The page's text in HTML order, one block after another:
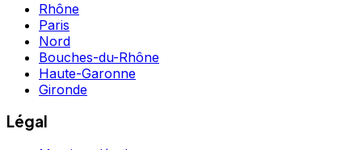
Rhône
Paris
Nord
Bouches-du-Rhône
Haute-Garonne
Gironde
Légal